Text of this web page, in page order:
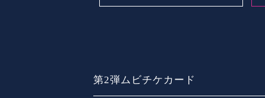
第2弾ムビチケカード